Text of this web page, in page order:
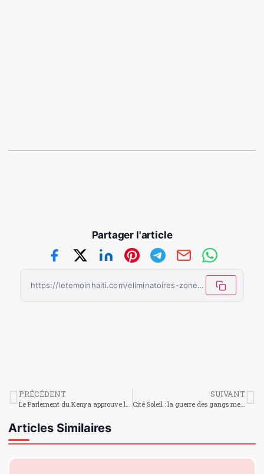
Partager l'article
https://letemoinhaiti.com/eliminatoires-zone-amsud-largentine-et-le-bresil-en-deplacement-ce-soir-contre-luruguay-et-la-colombie-avant-leur-duel-au-sommet-mardi-prochain/
PRÉCÉDENT SUIVANT
Cité Soleil : la guerre des gangs menace l’approvisionnement en carburant au Terminal Varreux
Articles Similaires